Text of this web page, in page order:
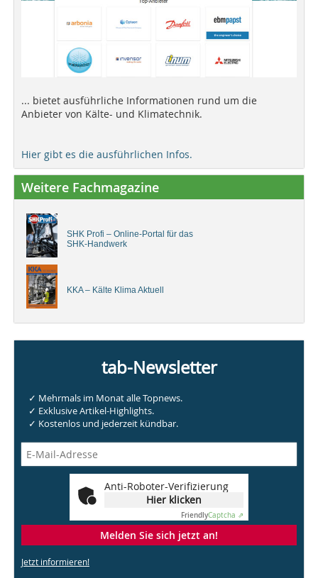
... bietet ausführliche Informationen rund um die
Anbieter von Kälte- und Klimatechnik.
Hier gibt es die ausführlichen Infos.
Weitere Fachmagazine
SHK Profi – Online-Portal für das
SHK-Handwerk
KKA – Kälte Klima Aktuell
tab-Newsletter
✓ Mehrmals im Monat alle Topnews.
✓ Exklusive Artikel-Highlights.
✓ Kostenlos und jederzeit kündbar.
Anti-Roboter-Verifizierung
Hier klicken
FriendlyCaptcha ⇗
Melden Sie sich jetzt an!
Jetzt informieren!